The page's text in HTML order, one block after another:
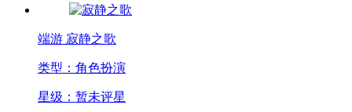
端游 寂静之歌
类型：角色扮演
星级：暂未评星